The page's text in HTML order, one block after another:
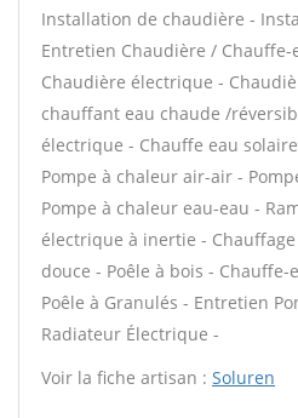
Installation de chaudière -
Entretien Chaudière / Chauffe-
Chaudière électrique -
chauffant eau chaude /
électrique - Chauffe eau
Pompe à chaleur air-air -
Pompe à chaleur eau-eau -
électrique à inertie -
douce - Poêle à bois -
Poêle à Granulés - Entretien
Radiateur Électrique -
Voir la fiche artisan : Soluren